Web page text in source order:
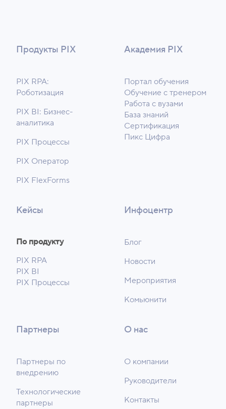
Продукты PIX
PIX RPA:
Роботизация
PIX BI: Бизнес-
аналитика
PIX Процессы
PIX Оператор
PIX FlexForms
Академия PIX
Портал обучения
Обучение с тренером
Работа с вузами
База знаний
Сертификация
Пикс Цифра
Кейсы
По продукту
PIX RPA
PIX BI
PIX Процессы
Инфоцентр
Блог
Новости
Мероприятия
Комьюнити
Партнеры
Партнеры по
внедрению
Технологические
партнеры
О нас
О компании
Руководители
Контакты